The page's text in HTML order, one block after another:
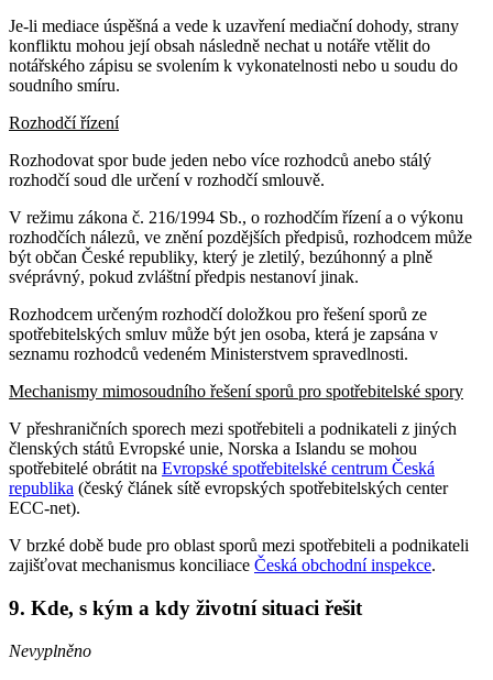
Je-li mediace úspěšná a vede k uzavření mediační dohody, strany
konfliktu mohou její obsah následně nechat u notáře vtělit do
notářského zápisu se svolením k vykonatelnosti nebo u soudu do
soudního smíru.
Rozhodčí řízení
Rozhodovat spor bude jeden nebo více rozhodců anebo stálý
rozhodčí soud dle určení v rozhodčí smlouvě.
V režimu zákona č. 216/1994 Sb., o rozhodčím řízení a o výkonu
rozhodčích nálezů, ve znění pozdějších předpisů, rozhodcem může
být občan České republiky, který je zletilý, bezúhonný a plně
svéprávný, pokud zvláštní předpis nestanoví jinak.
Rozhodcem určeným rozhodčí doložkou pro řešení sporů ze
spotřebitelských smluv může být jen osoba, která je zapsána v
seznamu rozhodců vedeném Ministerstvem spravedlnosti.
Mechanismy mimosoudního řešení sporů pro spotřebitelské spory
V přeshraničních sporech mezi spotřebiteli a podnikateli z jiných
členských států Evropské unie, Norska a Islandu se mohou
spotřebitelé obrátit na Evropské spotřebitelské centrum Česká
republika (český článek sítě evropských spotřebitelských center
ECC-net).
V brzké době bude pro oblast sporů mezi spotřebiteli a podnikateli
zajišťovat mechanismus konciliace Česká obchodní inspekce.
9. Kde, s kým a kdy životní situaci řešit
Nevyplněno